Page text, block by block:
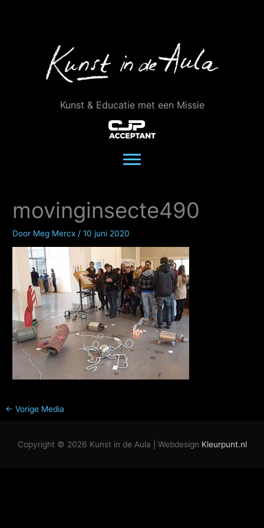
Kunst & Educatie met een Missie
movinginsecte490
Door Meg Mercx /10 juni 2020
← Vorige Media
Copyright © 2026 Kunst in de Aula | Webdesign Kleurpunt.nl